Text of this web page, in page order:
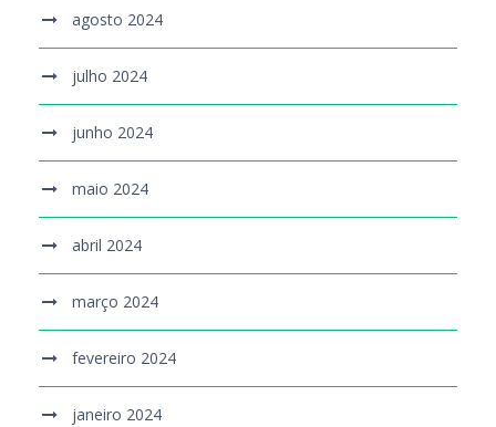
agosto 2024
julho 2024
junho 2024
maio 2024
abril 2024
março 2024
fevereiro 2024
janeiro 2024